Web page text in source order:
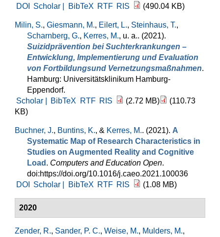
DOI
Scholar | BibTeX RTF RIS (490.04 KB)
Milin, S., Giesmann, M., Eilert, L., Steinhaus, T.,
Scharnberg, G., Kerres, M., u. a.. (2021).
Suizidprävention bei Suchterkrankungen –
Entwicklung, Implementierung und Evaluation
von Fortbildungsund Vernetzungsmaßnahmen.
Hamburg: Universitätsklinikum Hamburg-
Eppendorf.
Scholar |
BibTeX RTF RIS (2.72 MB)
(110.73
KB)
Buchner, J., Buntins, K., & Kerres, M.. (2021). A
Systematic Map of Research Characteristics in
Studies on Augmented Reality and Cognitive
Load . Computers and Education Open.
doi:https://doi.org/10.1016/j.caeo.2021.100036
DOI
Scholar | BibTeX RTF RIS (1.08 MB)
2020
Zender, R., Sander, P. C., Weise, M., Mulders, M.,